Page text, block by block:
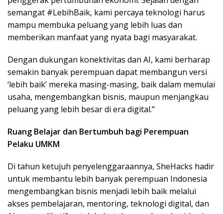
semangat #LebihBaik, kami percaya teknologi harus
mampu membuka peluang yang lebih luas dan
memberikan manfaat yang nyata bagi masyarakat.
Dengan dukungan konektivitas dan AI, kami berharap
semakin banyak perempuan dapat membangun versi
‘lebih baik’ mereka masing-masing, baik dalam memulai
usaha, mengembangkan bisnis, maupun menjangkau
peluang yang lebih besar di era digital.”
Ruang Belajar dan Bertumbuh bagi Perempuan
Pelaku UMKM
Di tahun ketujuh penyelenggaraannya, SheHacks hadir
untuk membantu lebih banyak perempuan Indonesia
mengembangkan bisnis menjadi lebih baik melalui
akses pembelajaran, mentoring, teknologi digital, dan